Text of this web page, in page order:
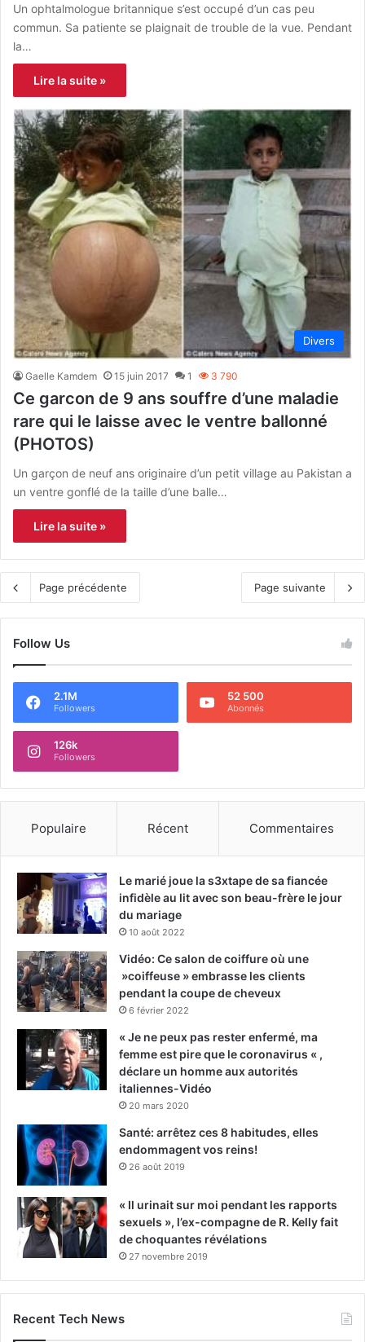
Un ophtalmologue britannique s’est occupé d’un cas peu
commun. Sa patiente se plaignait de trouble de la vue. Pendant
la…
Lire la suite »
Divers
Gaelle Kamdem 15 juin 2017 1 3 790
Ce garcon de 9 ans souffre d’une maladie
rare qui le laisse avec le ventre ballonné
(PHOTOS)
Un garçon de neuf ans originaire d’un petit village au Pakistan a
un ventre gonflé de la taille d’une balle…
Lire la suite »
Page précédente Page suivante
Follow Us
2.1M
Followers
52 500
Abonnés
126k
Followers
Populaire Récent Commentaires
Le marié joue la s3xtape de sa fiancée
infidèle au lit avec son beau-frère le jour
du mariage
10 août 2022
Vidéo: Ce salon de coiffure où une
»coiffeuse » embrasse les clients
pendant la coupe de cheveux
6 février 2022
« Je ne peux pas rester enfermé, ma
femme est pire que le coronavirus « ,
déclare un homme aux autorités
italiennes-Vidéo
20 mars 2020
Santé: arrêtez ces 8 habitudes, elles
endommagent vos reins!
26 août 2019
« Il urinait sur moi pendant les rapports
sexuels », l’ex-compagne de R. Kelly fait
de choquantes révélations
27 novembre 2019
Recent Tech News